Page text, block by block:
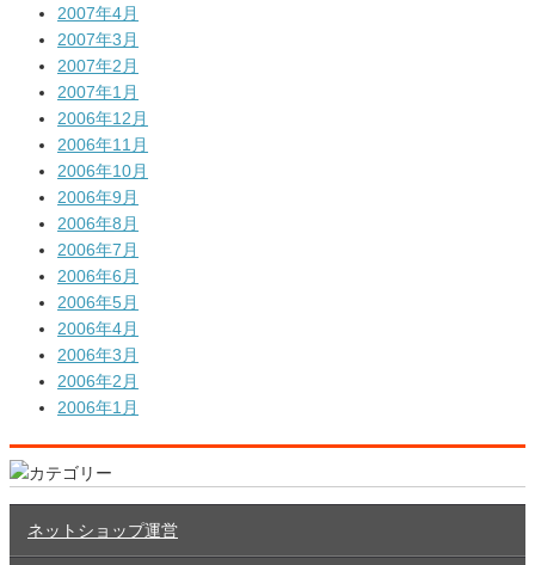
2007年4月
2007年3月
2007年2月
2007年1月
2006年12月
2006年11月
2006年10月
2006年9月
2006年8月
2006年7月
2006年6月
2006年5月
2006年4月
2006年3月
2006年2月
2006年1月
ネットショップ運営